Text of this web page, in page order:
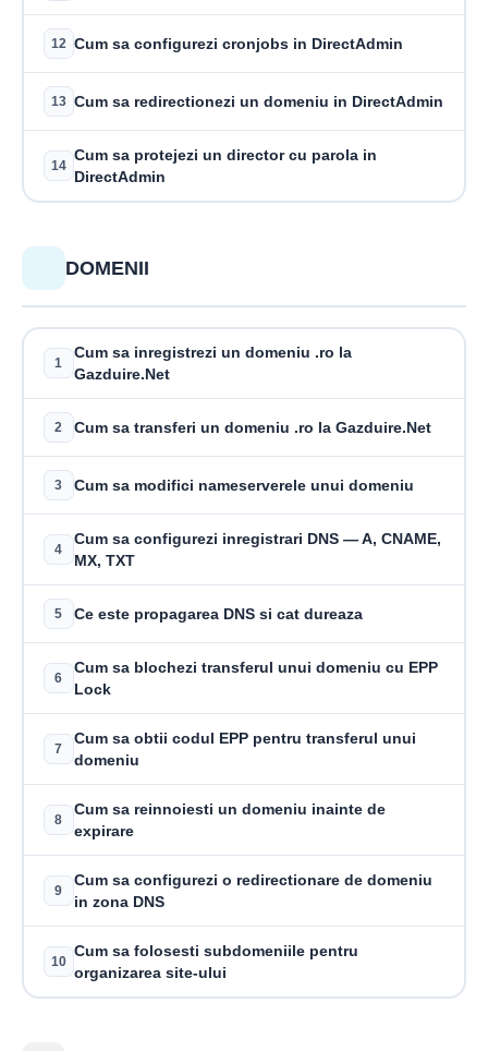
12 Cum sa configurezi cronjobs in DirectAdmin
13 Cum sa redirectionezi un domeniu in DirectAdmin
14
Cum sa protejezi un director cu parola in
DirectAdmin
DOMENII
1
Cum sa inregistrezi un domeniu .ro la
Gazduire.Net
2 Cum sa transferi un domeniu .ro la Gazduire.Net
3 Cum sa modifici nameserverele unui domeniu
4
Cum sa configurezi inregistrari DNS — A, CNAME,
MX, TXT
5 Ce este propagarea DNS si cat dureaza
6
Cum sa blochezi transferul unui domeniu cu EPP
Lock
7
Cum sa obtii codul EPP pentru transferul unui
domeniu
8
Cum sa reinnoiesti un domeniu inainte de
expirare
9
Cum sa configurezi o redirectionare de domeniu
in zona DNS
10
Cum sa folosesti subdomeniile pentru
organizarea site-ului